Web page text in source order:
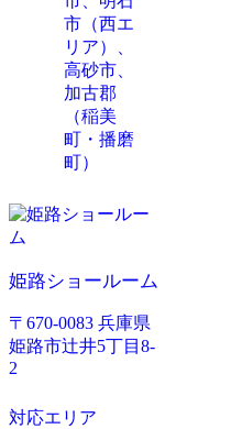
市（西エ
リア）、
高砂市、
加古郡
（稲美
町・播磨
町）
姫路ショールーム
〒670-0083 兵庫県
姫路市辻井5丁目8-
2
対応エリア